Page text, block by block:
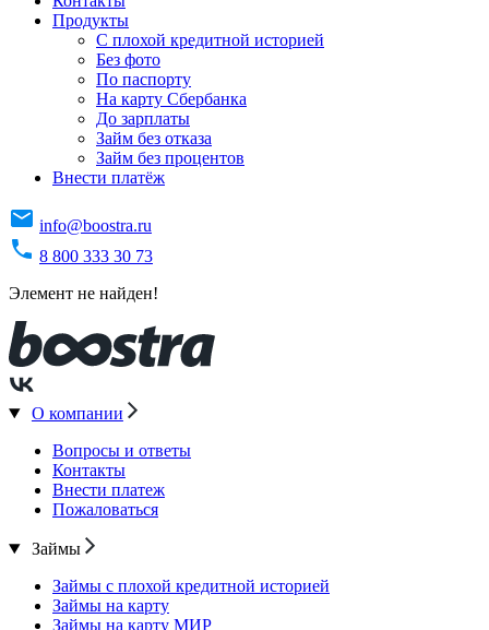
Продукты
C плохой кредитной историей
Без фото
По паспорту
На карту Сбербанка
До зарплаты
Займ без отказа
Займ без процентов
Внести платёж
info@boostra.ru
8 800 333 30 73
Элемент не найден!
О компании
Вопросы и ответы
Контакты
Внести платеж
Пожаловаться
Займы
Займы с плохой кредитной историей
Займы на карту
Займы на карту МИР